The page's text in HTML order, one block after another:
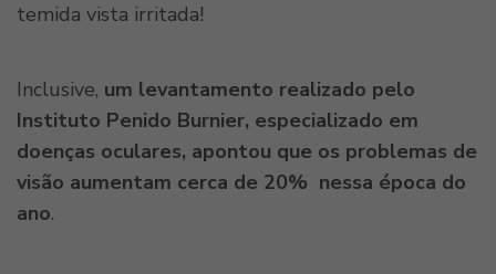
temida vista irritada!
Inclusive, um levantamento realizado pelo
Instituto Penido Burnier, especializado em
doenças oculares, apontou que os problemas de
visão aumentam cerca de 20% nessa época do
ano.